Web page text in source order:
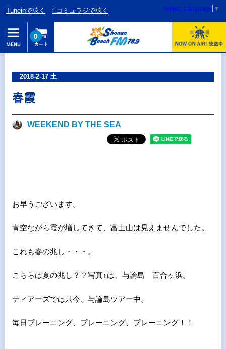
Tuneinで聴く i-コミュラジで聴く Select Language ▼
0
2018-2-17 土
春霞
WEEKEND BY THE SEA
お早うございます。
青空ながら霞が増してきて、富士山は見えませんでした。
これも春の兆し・・・。
こちらは夏の兆し？？写真↑は、与論島 百合ヶ浜。
ティアーズでは只今、与論島ツアー中。
毎日プレーニング、プレーニング、プレーニング！！